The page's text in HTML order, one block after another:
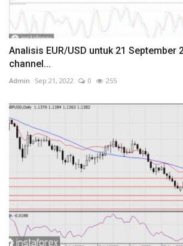
Analisis EUR/USD untuk 21 September
channel...
Admin Sep 21, 2022 0 255